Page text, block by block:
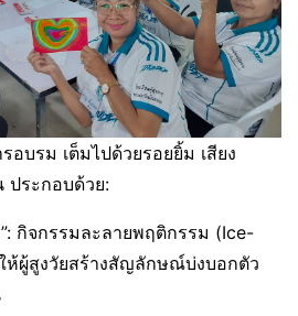
บรม เต็มไปด้วยรอยยิ้ม เสียง
ประกอบด้วย:
กิจกรรมละลายพฤติกรรม (Ice-
ห้ผู้สูงวัยสร้างสัญลักษณ์บ่งบอกตัว